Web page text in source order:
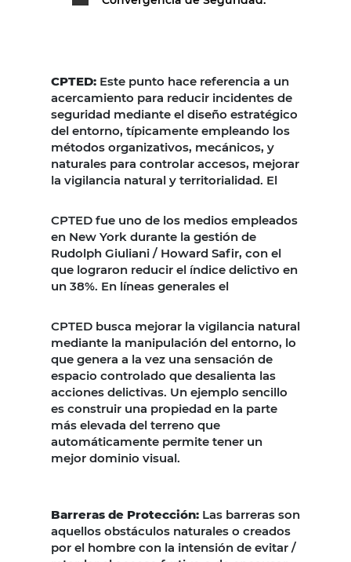
CPTED: Este punto hace referencia a un
acercamiento para reducir incidentes de
seguridad mediante el diseño estratégico
del entorno, típicamente empleando los
métodos organizativos, mecánicos, y
naturales para controlar accesos, mejorar
la vigilancia natural y territorialidad. El
CPTED fue uno de los medios empleados
en New York durante la gestión de
Rudolph Giuliani / Howard Safir, con el
que lograron reducir el índice delictivo en
un 38%. En líneas generales el
CPTED busca mejorar la vigilancia natural
mediante la manipulación del entorno, lo
que genera a la vez una sensación de
espacio controlado que desalienta las
acciones delictivas. Un ejemplo sencillo
es construir una propiedad en la parte
más elevada del terreno que
automáticamente permite tener un
mejor dominio visual.
Barreras de Protección: Las barreras son
aquellos obstáculos naturales o creados
por el hombre con la intensión de evitar /